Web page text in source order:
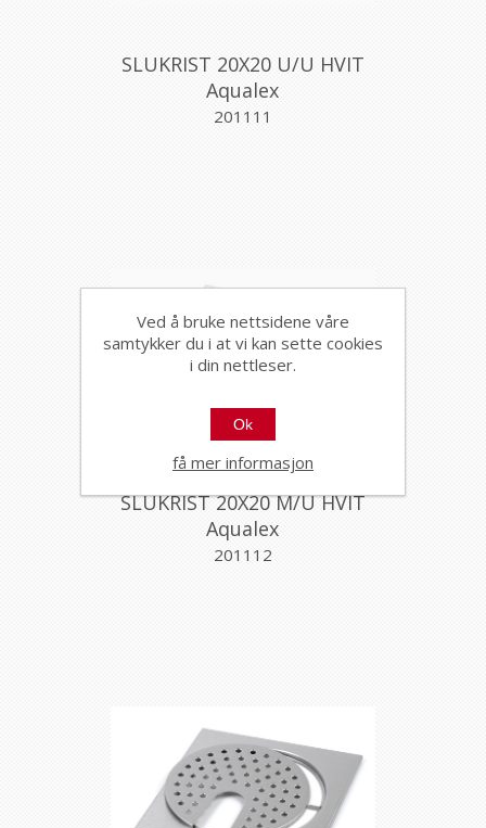
SLUKRIST 20X20 U/U HVIT
Aqualex
201111
SLUKRIST 20X20 M/U HVIT
Aqualex
201112
Ved å bruke nettsidene våre
samtykker du i at vi kan sette cookies
i din nettleser.
Ok
få mer informasjon